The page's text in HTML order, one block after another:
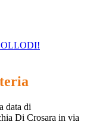
data di
Di Crosara in via